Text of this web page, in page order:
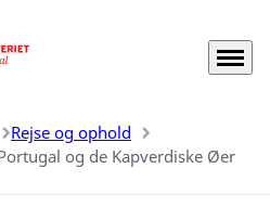
Menu
Rejse og ophold
og de Kapverdiske Øer